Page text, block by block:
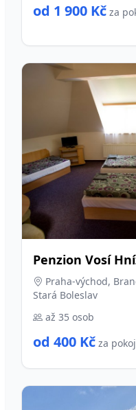
od 1 900 Kč za
Penzion Vosí
Praha-východ,
Stará Boleslav
až 35 osob
od 400 Kč za